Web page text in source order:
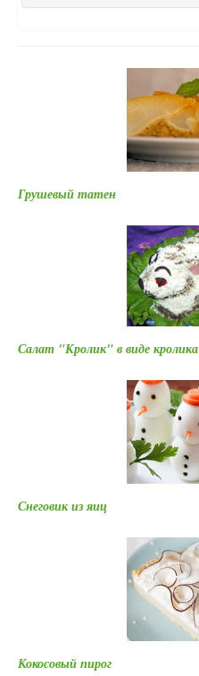
Грушевый татен
Салат "Кролик" в виде кролика
Снеговик из яиц
Кокосовый пирог